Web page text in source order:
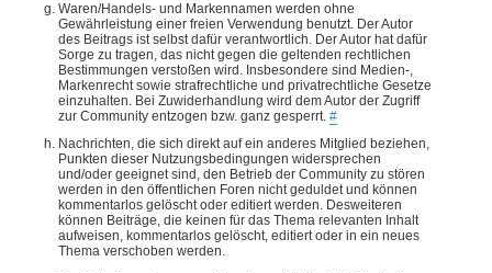
Waren/Handels- und Markennamen werden ohne
Gewährleistung einer freien Verwendung benutzt. Der Autor
des Beitrags ist selbst dafür verantwortlich. Der Autor hat dafür
Sorge zu tragen, das nicht gegen die geltenden rechtlichen
Bestimmungen verstoßen wird. Insbesondere sind Medien-,
Markenrecht sowie strafrechtliche und privatrechtliche Gesetze
einzuhalten. Bei Zuwiderhandlung wird dem Autor der Zugriff
zur Community entzogen bzw. ganz gesperrt. #
Nachrichten, die sich direkt auf ein anderes Mitglied beziehen,
Punkten dieser Nutzungsbedingungen widersprechen
und/oder geeignet sind, den Betrieb der Community zu stören
werden in den öffentlichen Foren nicht geduldet und können
kommentarlos gelöscht oder editiert werden. Desweiteren
können Beiträge, die keinen für das Thema relevanten Inhalt
aufweisen, kommentarlos gelöscht, editiert oder in ein neues
Thema verschoben werden.